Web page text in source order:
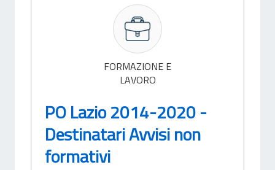
FORMAZIONE E
LAVORO
PO Lazio 2014-2020 -
Destinatari Avvisi non
formativi